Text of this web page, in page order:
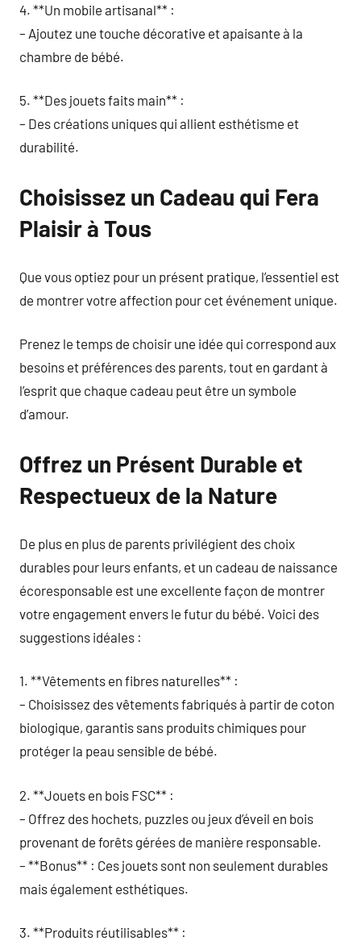
4. **Un mobile artisanal** :
– Ajoutez une touche décorative et apaisante à la
chambre de bébé.
5. **Des jouets faits main** :
– Des créations uniques qui allient esthétisme et
durabilité.
Choisissez un Cadeau qui Fera
Plaisir à Tous
Que vous optiez pour un présent pratique, l’essentiel est
de montrer votre affection pour cet événement unique.
Prenez le temps de choisir une idée qui correspond aux
besoins et préférences des parents, tout en gardant à
l’esprit que chaque cadeau peut être un symbole
d’amour.
Offrez un Présent Durable et
Respectueux de la Nature
De plus en plus de parents privilégient des choix
durables pour leurs enfants, et un cadeau de naissance
écoresponsable est une excellente façon de montrer
votre engagement envers le futur du bébé. Voici des
suggestions idéales :
1. **Vêtements en fibres naturelles** :
– Choisissez des vêtements fabriqués à partir de coton
biologique, garantis sans produits chimiques pour
protéger la peau sensible de bébé.
2. **Jouets en bois FSC** :
– Offrez des hochets, puzzles ou jeux d’éveil en bois
provenant de forêts gérées de manière responsable.
– **Bonus** : Ces jouets sont non seulement durables
mais également esthétiques.
3. **Produits réutilisables** :